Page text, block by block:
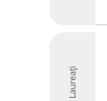
Laureați